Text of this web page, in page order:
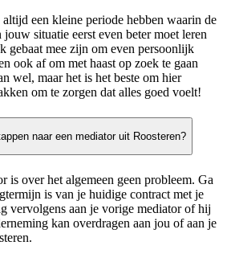
een kleine periode hebben waarin de
situatie eerst even beter moet leren
gebaat mee zijn om even persoonlijk
ook af om met haast op zoek te gaan
wel, maar het is het beste om hier
om te zorgen dat alles goed voelt!
naar een mediator uit Roosteren?
is over het algemeen geen probleem. Ga
is van je huidige contract met je
vervolgens aan je vorige mediator of hij
kan overdragen aan jou of aan je